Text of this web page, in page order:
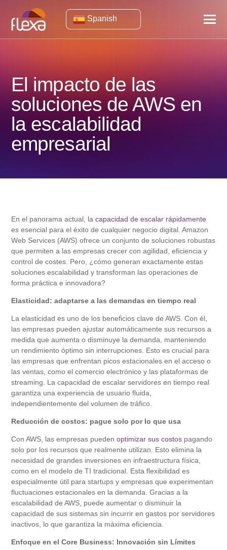
Spanish
El impacto de las
soluciones de AWS en
la escalabilidad
empresarial
En el panorama actual, lacapacidad de escalar rápidamente
es esencial para el éxito de cualquier negocio digital. Amazon
Web Services (AWS) ofrece un conjunto de soluciones robustas
que permiten a las empresas crecer con agilidad, eficiencia y
control de costes. Pero, ¿cómo generan exactamente estas
soluciones escalabilidad y transforman las operaciones de
forma práctica e innovadora?
Elasticidad: adaptarse a las demandas en tiempo real
La elasticidad es uno de los beneficios clave de AWS. Con él,
las empresas pueden ajustar automáticamente sus recursos a
medida que aumenta o disminuye la demanda, manteniendo
un rendimiento óptimo sin interrupciones. Esto es crucial para
las empresas que enfrentan picos estacionales en el acceso o
las ventas, como el comercio electrónico y las plataformas de
streaming. La capacidad de escalar servidores en tiempo real
garantiza una experiencia de usuario fluida,
independientemente del volumen de tráfico.
Reducción de costos: pague solo por lo que usa
Con AWS, las empresas puedenoptimizar sus costos pagando
solo por los recursos que realmente utilizan. Esto elimina la
necesidad de grandes inversiones en infraestructura física,
como en el modelo de TI tradicional. Esta flexibilidad es
especialmente útil para startups y empresas que experimentan
fluctuaciones estacionales en la demanda. Gracias a la
escalabilidad de AWS, puede aumentar o disminuir la
capacidad de sus sistemas sin incurrir en gastos por servidores
inactivos, lo que garantiza la máxima eficiencia.
Enfoque en el Core Business: Innovación sin Límites